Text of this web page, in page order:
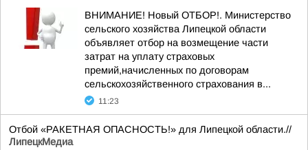
ВНИМАНИЕ! Новый ОТБОР!. Министерство
сельского хозяйства Липецкой области
объявляет отбор на возмещение части
затрат на уплату страховых
премий,начисленных по договорам
сельскохозяйственного страхования в...
11:23
Отбой «РАКЕТНАЯ ОПАСНОСТЬ!» для Липецкой области.//
ЛипецкМедиа